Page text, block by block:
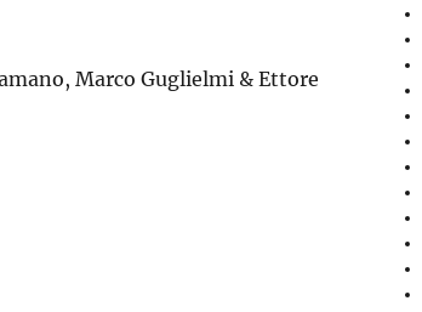
Marco Guglielmi & Ettore